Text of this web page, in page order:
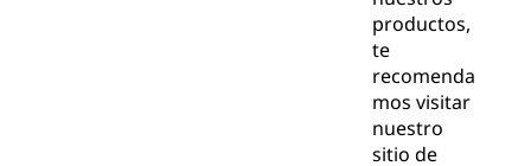
productos,
te
recomenda
mos visitar
nuestro
sitio de